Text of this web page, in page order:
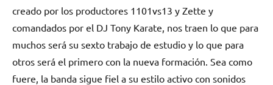
creado por los productores 1101vs13 y Zette y
comandados por el DJ Tony Karate, nos traen lo que para
muchos será su sexto trabajo de estudio y lo que para
otros será el primero con la nueva formación. Sea como
fuere, la banda sigue fiel a su estilo activo con sonidos